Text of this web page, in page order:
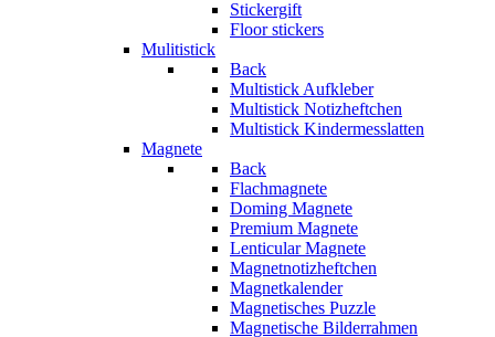
Stickergift
Floor stickers
Mulitistick
Back
Multistick Aufkleber
Multistick Notizheftchen
Multistick Kindermesslatten
Magnete
Back
Flachmagnete
Doming Magnete
Premium Magnete
Lenticular Magnete
Magnetnotizheftchen
Magnetkalender
Magnetisches Puzzle
Magnetische Bilderrahmen